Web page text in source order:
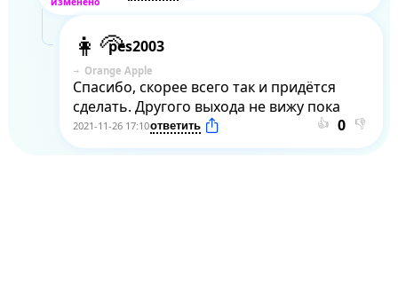
pes2003
Orange Apple
Спасибо, скорее всего так и придётся
сделать. Другого выхода не вижу пока
2021-11-26 17:10 👍 👎